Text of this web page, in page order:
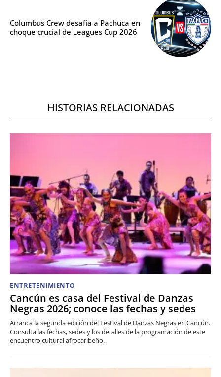
Columbus Crew desafía a Pachuca en
choque crucial de Leagues Cup 2026
HISTORIAS RELACIONADAS
ENTRETENIMIENTO
Cancún es casa del Festival de Danzas
Negras 2026; conoce las fechas y sedes
Arranca la segunda edición del Festival de Danzas Negras en Cancún.
Consulta las fechas, sedes y los detalles de la programación de este
encuentro cultural afrocaribeño.